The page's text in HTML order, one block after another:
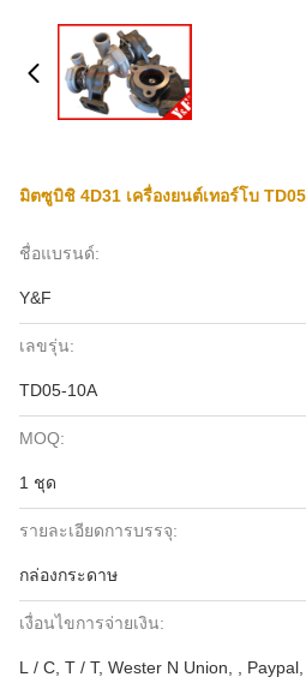
มิตซูบิชิ 4D31 เครื่องยนต์เทอร์โบ
ชื่อแบรนด์:
Y&F
เลขรุ่น:
TD05-10A
MOQ:
1 ชุด
รายละเอียดการบรรจุ:
กล่องกระดาษ
เงื่อนไขการจ่ายเงิน:
L / C, T / T, Wester N Union, ,